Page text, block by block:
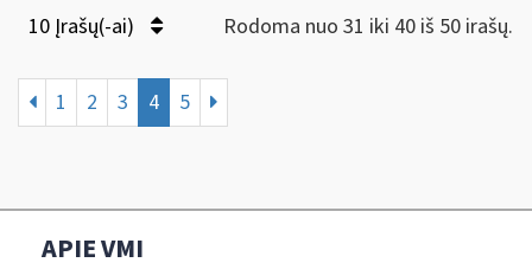
10 Įrašų(-ai) Rodoma nuo 31 iki 40 iš 50 irašų.
1 2 3 4 5
APIE VMI